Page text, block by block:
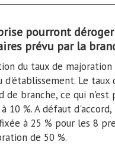
pourront
prévu par la
du taux de
Le
de branche, ce qui n'est
%. A défaut
à 25 % pour les 8
de 50 %.